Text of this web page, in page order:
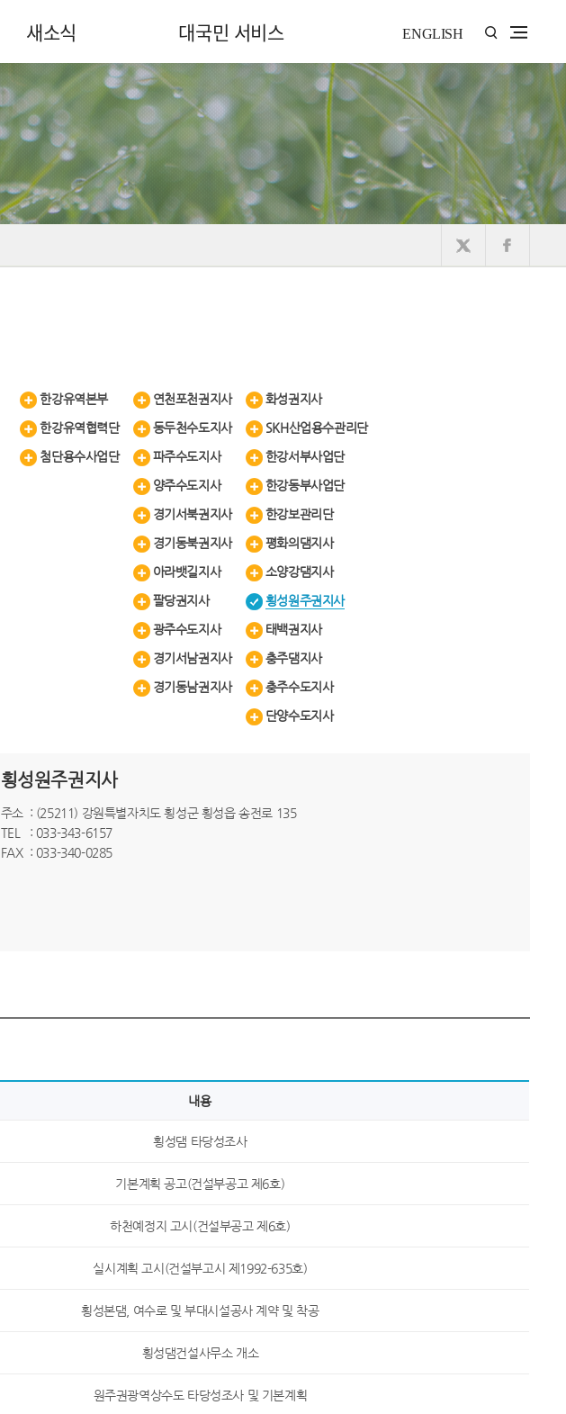
새소식 대국민 서비스 ENGLISH
한강유역본부
한강유역협력단
첨단용수사업단
연천포천권지사
동두천수도지사
파주수도지사
양주수도지사
경기서북권지사
경기동북권지사
아라뱃길지사
팔당권지사
광주수도지사
경기서남권지사
경기동남권지사
화성권지사
SKH산업용수관리단
한강서부사업단
한강동부사업단
한강보관리단
평화의댐지사
소양강댐지사
횡성원주권지사
태백권지사
충주댐지사
충주수도지사
단양수도지사
횡성원주권지사
주소 : (25211) 강원특별자치도 횡성군 횡성읍 송전로 135
TEL
: 033-343-6157
FAX : 033-340-0285
내용
횡성댐 타당성조사
기본계획 공고(건설부공고 제6호)
하천예정지 고시(건설부공고 제6호)
실시계획 고시(건설부고시 제1992-635호)
횡성본댐, 여수로 및 부대시설공사 계약 및 착공
횡성댐건설사무소 개소
원주권광역상수도 타당성조사 및 기본계획